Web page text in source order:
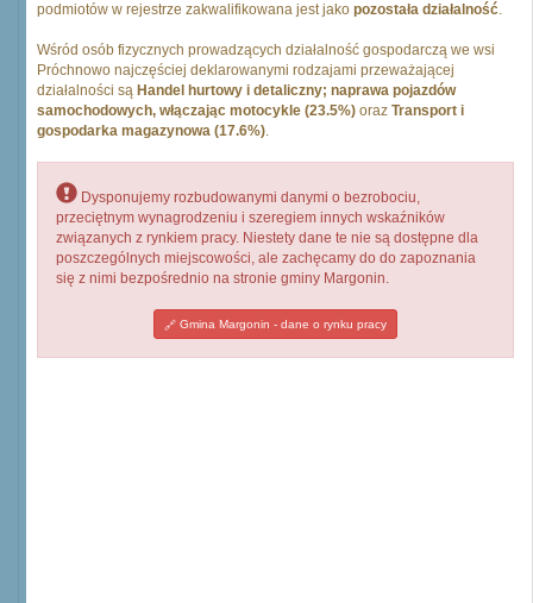
podmiotów w rejestrze zakwalifikowana jest jako pozostała działalność.
Wśród osób fizycznych prowadzących działalność gospodarczą we wsi
Próchnowo najczęściej deklarowanymi rodzajami przeważającej
działalności są Handel hurtowy i detaliczny; naprawa pojazdów
samochodowych, włączając motocykle (23.5%) oraz Transport i
gospodarka magazynowa (17.6%).
Dysponujemy rozbudowanymi danymi o bezrobociu,
przeciętnym wynagrodzeniu i szeregiem innych wskaźników
związanych z rynkiem pracy. Niestety dane te nie są dostępne dla
poszczególnych miejscowości, ale zachęcamy do do zapoznania
się z nimi bezpośrednio na stronie gminy Margonin.
Gmina Margonin - dane o rynku pracy